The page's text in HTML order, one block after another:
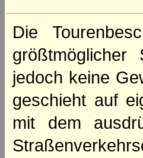
Die
größtmöglicher
jedoch keine
geschieht auf
mit dem